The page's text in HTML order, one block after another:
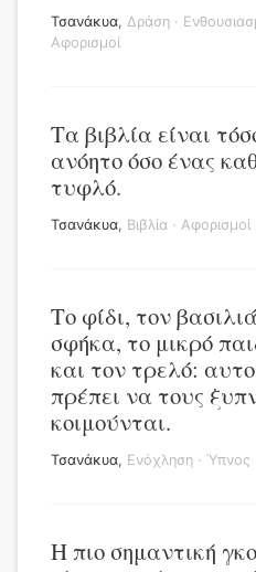
Τσανάκυα, Δράση ·
Αφορισμοί
Τα βιβλία είναι
ανόητο όσο ένας
τυφλό.
Τσανάκυα, Βιβλία · Αφορισμοί
Το φίδι, τον
σφήκα, το μικρό
και τον τρελό:
πρέπει να τους
κοιμούνται.
Τσανάκυα, Ενόχληση · Ύπνος
Η πιο σημαντική